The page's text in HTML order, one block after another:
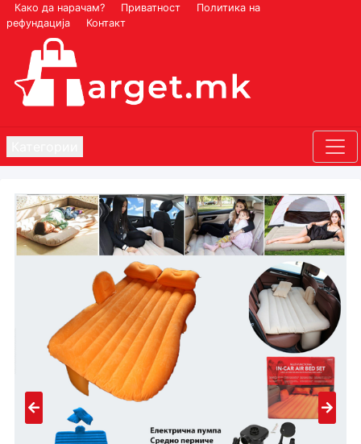
Како да нарачам? Приватност
Политика на
рефундација
Контакт